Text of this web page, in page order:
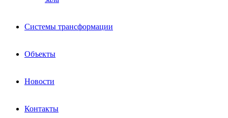
Системы трансформации
Объекты
Новости
Контакты